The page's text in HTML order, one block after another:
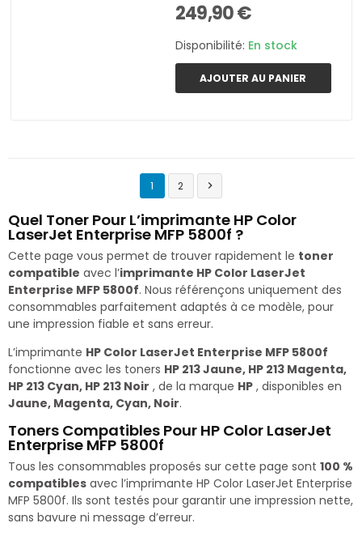
249,90 €
Disponibilité: En stock
AJOUTER AU PANIER
1 2 
Quel Toner Pour L’imprimante HP Color
LaserJet Enterprise MFP 5800f ?
Cette page vous permet de trouver rapidement le toner
compatible avec l’imprimante HP Color LaserJet
Enterprise MFP 5800f. Nous référençons uniquement des
consommables parfaitement adaptés à ce modèle, pour
une impression fiable et sans erreur.
L’imprimante HP Color LaserJet Enterprise MFP 5800f
fonctionne avec les toners HP 213 Jaune, HP 213 Magenta,
HP 213 Cyan, HP 213 Noir , de la marque HP , disponibles en
Jaune, Magenta, Cyan, Noir.
Toners Compatibles Pour HP Color LaserJet
Enterprise MFP 5800f
Tous les consommables proposés sur cette page sont 100 %
compatibles avec l’imprimante HP Color LaserJet Enterprise
MFP 5800f. Ils sont testés pour garantir une impression nette,
sans bavure ni message d’erreur.